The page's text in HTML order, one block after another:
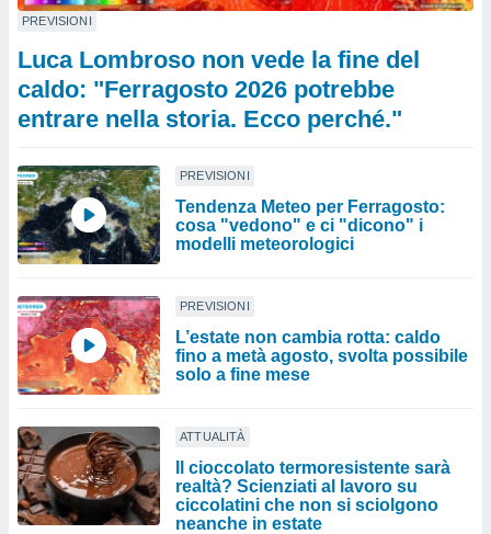
PREVISIONI
Luca Lombroso non vede la fine del
caldo: "Ferragosto 2026 potrebbe
entrare nella storia. Ecco perché."
PREVISIONI
Tendenza Meteo per Ferragosto:
cosa "vedono" e ci "dicono" i
modelli meteorologici
PREVISIONI
L’estate non cambia rotta: caldo
fino a metà agosto, svolta possibile
solo a fine mese
ATTUALITÀ
Il cioccolato termoresistente sarà
realtà? Scienziati al lavoro su
ciccolatini che non si sciolgono
neanche in estate